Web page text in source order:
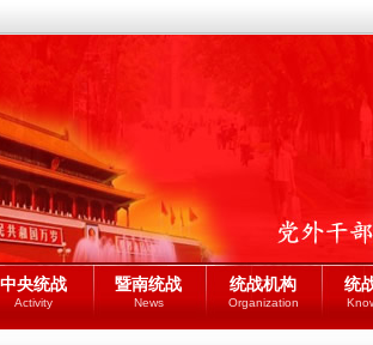
中央统战
Activity
暨南统战
News
统战机构
Organization
统